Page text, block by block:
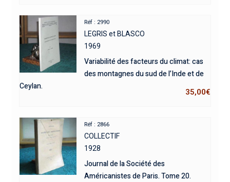
Réf : 2990
LEGRIS et BLASCO
1969
Variabilité des facteurs du climat: cas
des montagnes du sud de l’Inde et de
Ceylan.
35,00€
Réf : 2866
COLLECTIF
1928
Journal de la Société des
Américanistes de Paris. Tome 20.